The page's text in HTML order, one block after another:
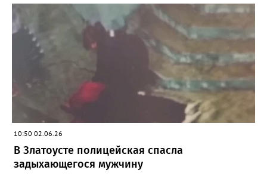
рождения. Ранее он состоял на учёте в инспекции по делам
несовершеннолетних за акты вандализма. По горячим следам
подозреваемый был задержан», - рассказали в златоустовском
ОМВД. Молодой человек стал фигурантом уголовного дела по
статье об угоне, а правоохранители призвали автомобилистов
не оставлять машины надолго без внимания, тем более – с
10:50 02.06.26
В Златоусте полицейская спасла
задыхающегося мужчину